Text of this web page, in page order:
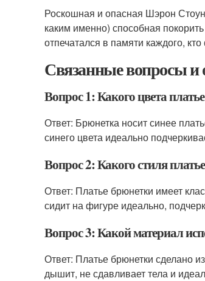
Роскошная и опасная Шэрон
каким именно) способная
отпечатался в памяти каждого,
Связанные вопросы и
Вопрос 1: Какого цвета
Ответ: Брюнетка носит синее
синего цвета идеально
Вопрос 2: Какого стиля
Ответ: Платье брюнетки имеет
сидит на фигуре идеально,
Вопрос 3: Какой материал
Ответ: Платье брюнетки сделано
дышит, не сдавливает тела и